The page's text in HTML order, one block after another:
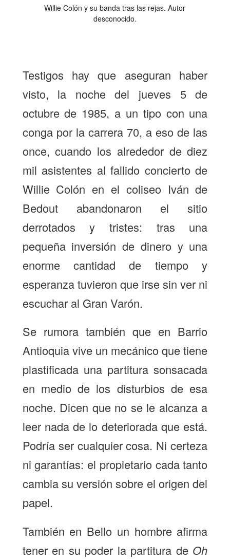
Willie Colón y su banda tras las rejas. Autor
desconocido.
Testigos hay que aseguran haber
visto, la noche del jueves 5 de
octubre de 1985, a un tipo con una
conga por la carrera 70, a eso de las
once, cuando los alrededor de diez
mil asistentes al fallido concierto de
Willie Colón en el coliseo Iván de
Bedout abandonaron el sitio
derrotados y tristes: tras una
pequeña inversión de dinero y una
enorme cantidad de tiempo y
esperanza tuvieron que irse sin ver ni
escuchar al Gran Varón.
Se rumora también que en Barrio
Antioquia vive un mecánico que tiene
plastificada una partitura sonsacada
en medio de los disturbios de esa
noche. Dicen que no se le alcanza a
leer nada de lo deteriorada que está.
Podría ser cualquier cosa. Ni certeza
ni garantías: el propietario cada tanto
cambia su versión sobre el origen del
papel.
También en Bello un hombre afirma
tener en su poder la partitura de Oh